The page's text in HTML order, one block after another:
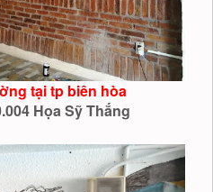
tại tp biên hòa
Họa Sỹ Thắng